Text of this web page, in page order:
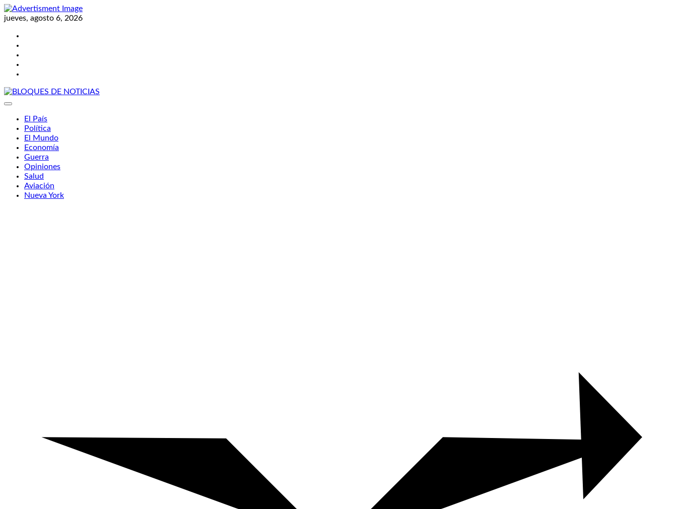
Skip
to
jueves, agosto 6, 2026
El País
Política
El Mundo
Economía
Guerra
Opiniones
Salud
Aviación
Nueva York